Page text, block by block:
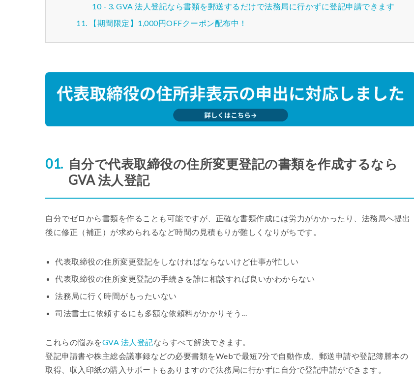
GVA 法人登記なら書類を郵送するだけで法務局に行かずに登記申請できます
【期間限定】1,000円OFFクーポン配布中！
自分で代表取締役の住所変更登記の書類を作成するなら
GVA 法人登記
自分でゼロから書類を作ることも可能ですが、正確な書類作成には労力がかかったり、法務局へ提出
後に修正（補正）が求められるなど時間の見積もりが難しくなりがちです。
代表取締役の住所変更登記をしなければならないけど仕事が忙しい
代表取締役の住所変更登記の手続きを誰に相談すれば良いかわからない
法務局に行く時間がもったいない
司法書士に依頼するにも多額な依頼料がかかりそう...
これらの悩みをGVA 法人登記ならすべて解決できます。
登記申請書や株主総会議事録などの必要書類をWebで最短7分で自動作成、郵送申請や登記簿謄本の
取得、収入印紙の購入サポートもありますので法務局に行かずに自分で登記申請ができます。